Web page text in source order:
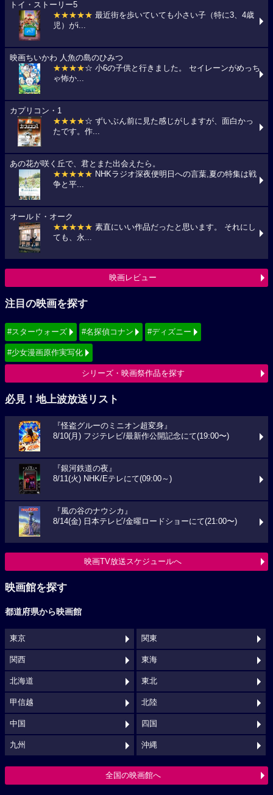
トイ・ストーリー5
★★★★★ 最近街を歩いていても小さい子（特に3、4歳
児）がi...
映画ちいかわ 人魚の島のひみつ
★★★★☆ 小6の子供と行きました。 セイレーンがめっち
ゃ怖か...
カプリコン・1
★★★★☆ ずいぶん前に見た感じがしますが、面白かっ
たです。作...
あの花が咲く丘で、君とまた出会えたら。
★★★★★ NHKラジオ深夜便明日への言葉,夏の特集は戦
争と平...
オールド・オーク
★★★★★ 素直にいい作品だったと思います。 それにし
ても、永...
映画レビュー
注目の映画を探す
#スターウォーズ #名探偵コナン #ディズニー
#少女漫画原作実写化
シリーズ・映画祭作品を探す
必見！地上波放送リスト
『怪盗グルーのミニオン超変身』
8/10(月) フジテレビ/最新作公開記念にて(19:00〜)
『銀河鉄道の夜』
8/11(火) NHK/Eテレにて(09:00～)
『風の谷のナウシカ』
8/14(金) 日本テレビ/金曜ロードショーにて(21:00〜)
映画TV放送スケジュールへ
映画館を探す
都道府県から映画館
東京 関東
関西 東海
北海道 東北
甲信越 北陸
中国 四国
九州 沖縄
全国の映画館へ